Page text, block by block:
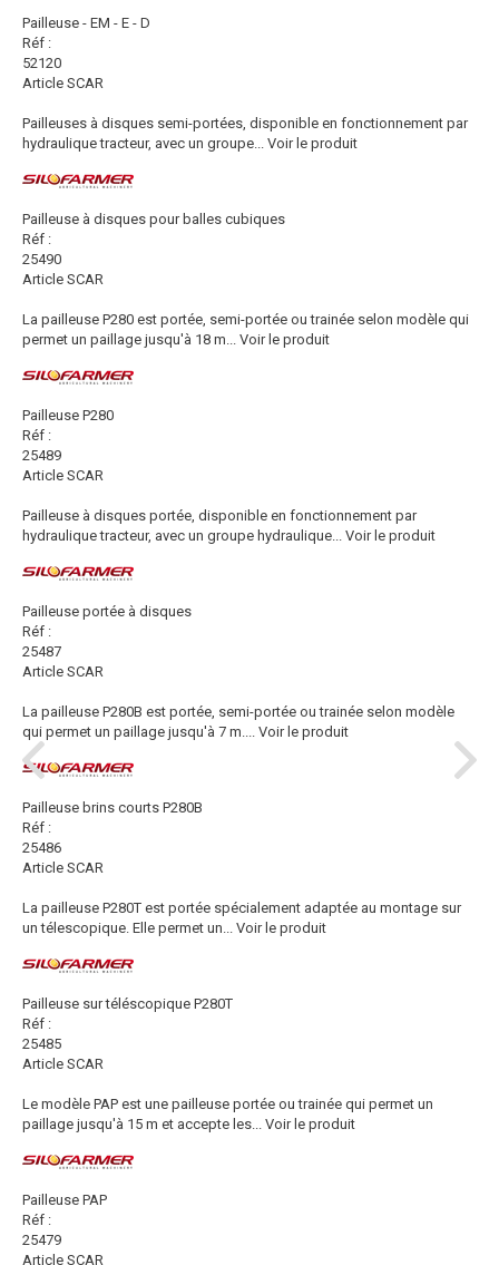
Pailleuse - EM - E - D
Réf :
52120
Article SCAR
Pailleuses à disques semi-portées, disponible en fonctionnement par
hydraulique tracteur, avec un groupe... Voir le produit
Pailleuse à disques pour balles cubiques
Réf :
25490
Article SCAR
La pailleuse P280 est portée, semi-portée ou trainée selon modèle qui
permet un paillage jusqu'à 18 m... Voir le produit
Pailleuse P280
Réf :
25489
Article SCAR
Pailleuse à disques portée, disponible en fonctionnement par
hydraulique tracteur, avec un groupe hydraulique... Voir le produit
Pailleuse portée à disques
Réf :
25487
Article SCAR
La pailleuse P280B est portée, semi-portée ou trainée selon modèle
qui permet un paillage jusqu'à 7 m.... Voir le produit
Pailleuse brins courts P280B
Réf :
25486
Article SCAR
La pailleuse P280T est portée spécialement adaptée au montage sur
un télescopique. Elle permet un... Voir le produit
Pailleuse sur téléscopique P280T
Réf :
25485
Article SCAR
Le modèle PAP est une pailleuse portée ou trainée qui permet un
paillage jusqu'à 15 m et accepte les... Voir le produit
Pailleuse PAP
Réf :
25479
Article SCAR